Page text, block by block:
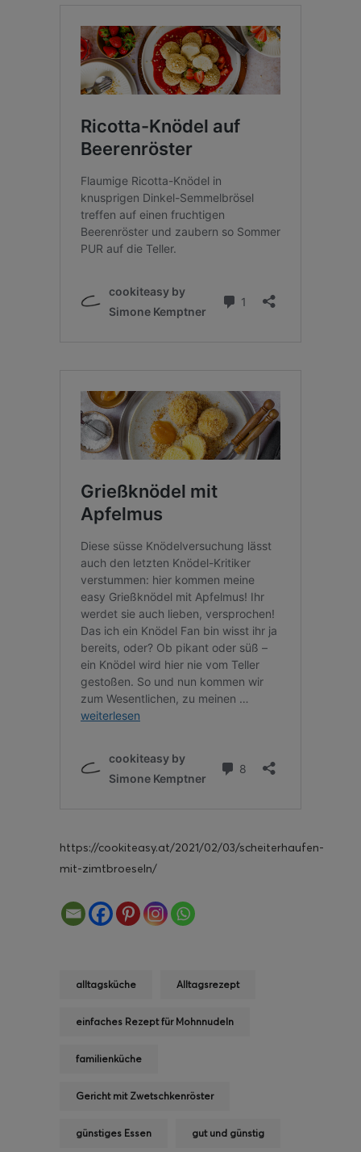
https://cookiteasy.at/2021/02/03/scheiterhaufen-
mit-zimtbroeseln/
alltagsküche Alltagsrezept
einfaches Rezept für Mohnnudeln
familienküche
Gericht mit Zwetschkenröster
günstiges Essen gut und günstig